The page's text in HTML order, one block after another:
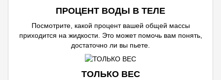
ПРОЦЕНТ ВОДЫ В ТЕЛЕ
Посмотрите, какой процент вашей общей массы
приходится на жидкости. Это может помочь вам понять,
достаточно ли вы пьете.
ТОЛЬКО ВЕС